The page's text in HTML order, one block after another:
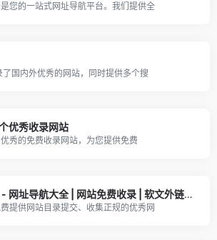
您的一站式网址导航平台。我们提供全
国内外优秀的网站，同时提供多个搜
优秀收录网站
秀的免费收录网站，为您提供免费
悟空收录网 - 网址导航大全 | 网站免费收录 | 软文外链发布平台
提供网站目录提交、收集正规的优秀网